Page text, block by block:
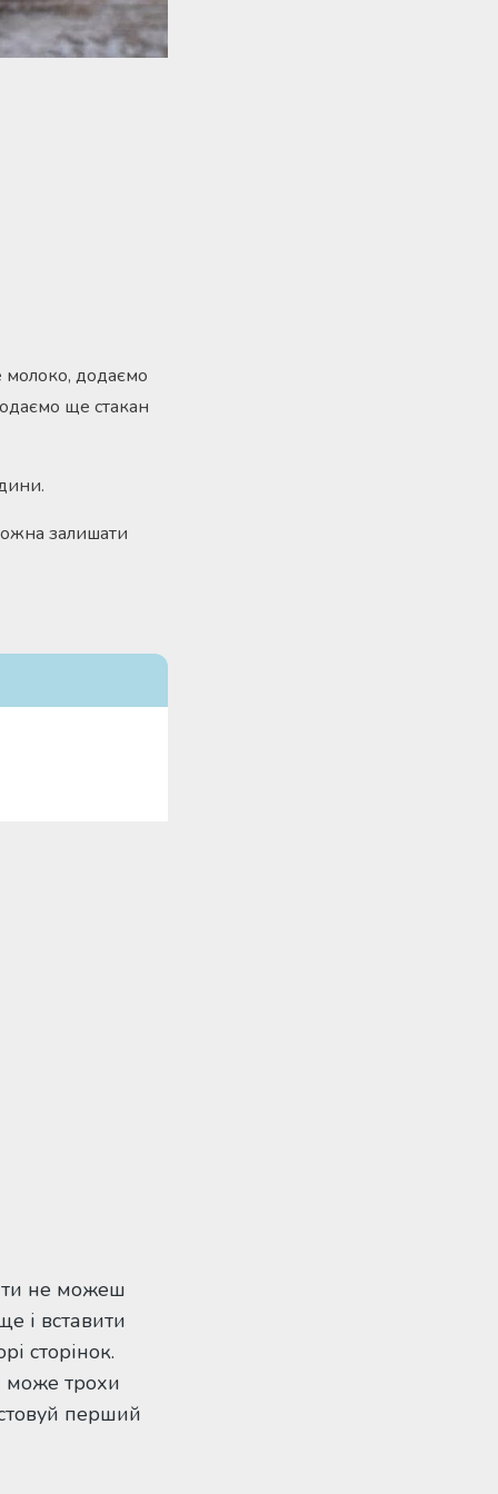
молоко, додаємо
ще стакан
залишати
ти не можеш
і вставити
сторінок.
може трохи
перший